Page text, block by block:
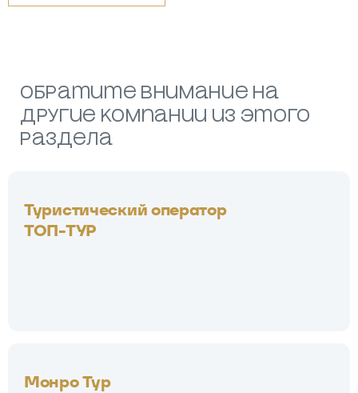
Обратите внимание на
другие компании из этого
раздела
Туристический оператор
ТОП-ТУР
Монро Тур